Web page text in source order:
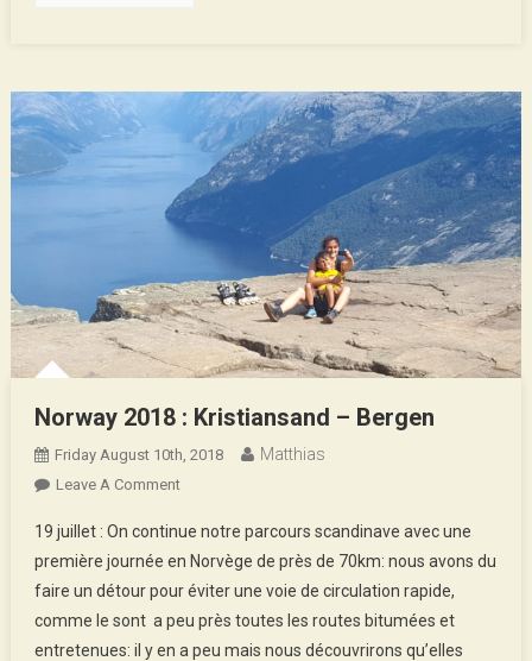
Norway 2018 : Kristiansand – Bergen
Friday August 10th, 2018 Matthias
Leave A CommentOn
2018
:
Kristiansand
–
Bergen
19 juillet : On continue notre parcours scandinave avec une
première journée en Norvège de près de 70km: nous avons du
faire un détour pour éviter une voie de circulation rapide,
comme le sont a peu près toutes les routes bitumées et
entretenues: il y en a peu mais nous découvrirons qu’elles